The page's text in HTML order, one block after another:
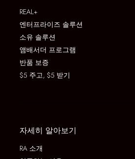
REAL+
엔터프라이즈 솔루션
소유 솔루션
앰배서더 프로그램
반품 보증
$5 주고, $5 받기
자세히 알아보기
RA 소개